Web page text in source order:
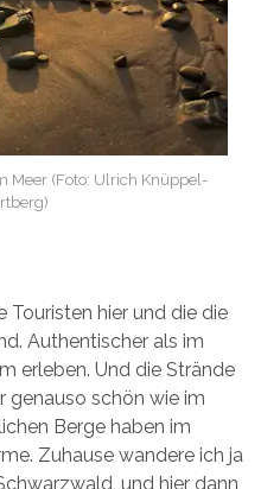
Meer (Foto: Ulrich Knüppel-
Touristen hier und die die
Authentischer als im
erleben. Und die Strände
genauso schön wie im
Berge haben im
Zuhause wandere ich ja
und hier dann